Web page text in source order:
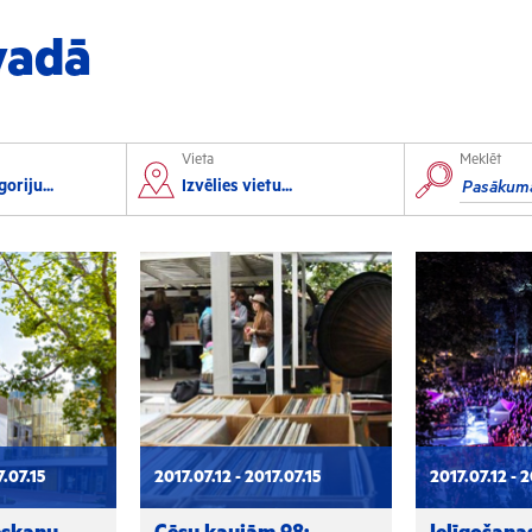
sports
sports
Radošās darbnīcas
Lekcijas
Vieta
Izvēlies vietu...
Meklēt
2017.07.12 - 2017.07.15 2017.07.12 -